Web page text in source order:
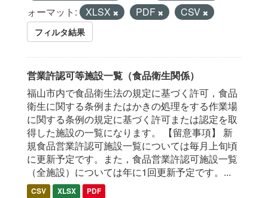
ォーマット:
XLSX PDF CSV
フィルタ結果
営業許認可等施設一覧（食品衛生関係）
福山市内で食品衛生法の規定に基づく許可，食品
衛生に関する条例またはかきの処理をする作業場
に関する条例の規定に基づく許可または認定を取
得した施設の一覧になります。 【留意事項】 新
規食品営業許認可施設一覧については毎月上旬頃
に更新予定です。また，食品営業許認可施設一覧
（全施設）については年に1回更新予定です。...
CSV XLSX PDF